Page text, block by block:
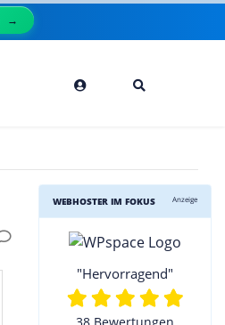
WEBHOSTER IM FOKUS Anzeige
"Hervorragend"